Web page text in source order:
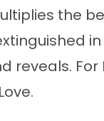
the
reveals. For